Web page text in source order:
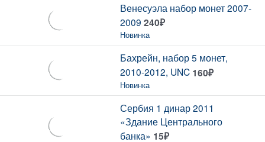
Венесуэла набор монет 2007-
2009 240₽
Новинка
Бахрейн, набор 5 монет,
2010-2012, UNC 160₽
Новинка
Сербия 1 динар 2011
«Здание Центрального
банка» 15₽